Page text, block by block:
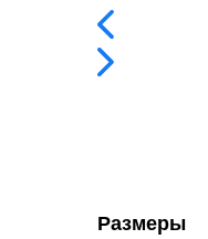
Размеры